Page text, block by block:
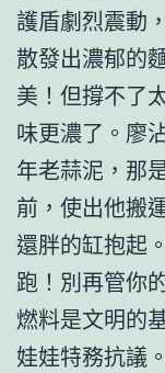
護盾劇烈震動
散發出濃郁的
美！但撐不了
味更濃了。廖
年老蒜泥，那
前，使出他搬
還胖的缸抱起
跑！別再管你
燃料是文明的
娃娃特務抗議